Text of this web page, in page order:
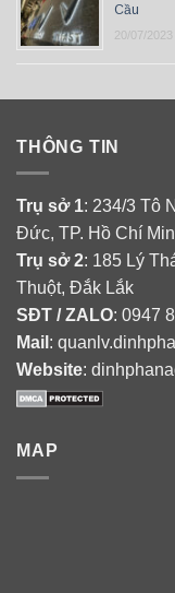
Cầu
20/07/2023
THÔNG TIN
Trụ sở 1: 234/3 Tô
Đức, TP. Hồ Chí
Trụ sở 2: 185 Lý
Thuột, Đắk Lắk
SĐT / ZALO: 0947
Mail :
Website:
MAP